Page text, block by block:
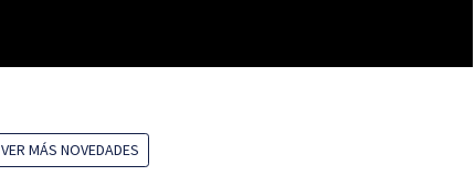
VER MÁS NOVEDADES